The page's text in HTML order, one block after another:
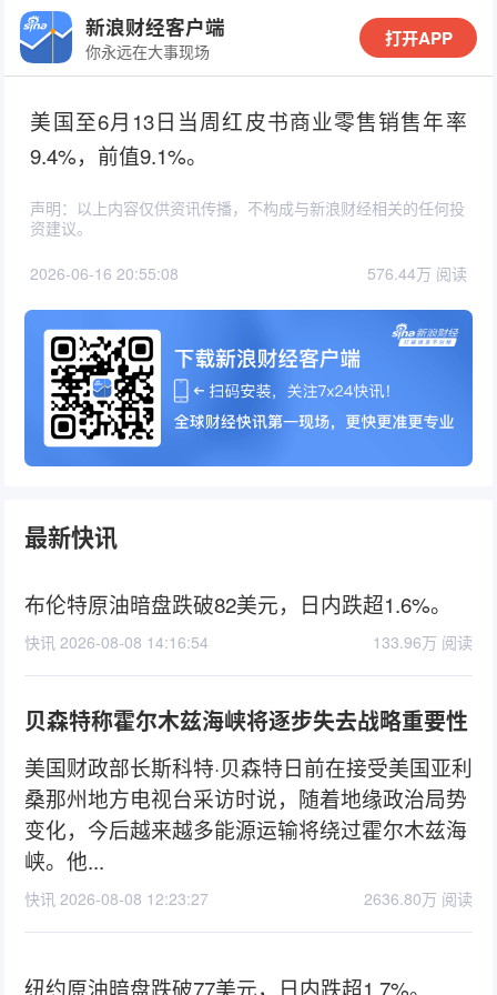
新浪财经客户端
你永远在大事现场
打开APP
美国至6月13日当周红皮书商业零售销售年率
9.4%，前值9.1%。
声明：以上内容仅供资讯传播，不构成与新浪财经相关的任何投
资建议。
2026-06-16 20:55:08 576.44万 阅读
最新快讯
布伦特原油暗盘跌破82美元，日内跌超1.6%。
快讯 2026-08-08 14:16:54 133.96万 阅读
贝森特称霍尔木兹海峡将逐步失去战略重要性
美国财政部长斯科特·贝森特日前在接受美国亚利
桑那州地方电视台采访时说，随着地缘政治局势
变化，今后越来越多能源运输将绕过霍尔木兹海
峡。他...
快讯 2026-08-08 12:23:27 2636.80万 阅读
纽约原油暗盘跌破77美元，日内跌超1.7%。